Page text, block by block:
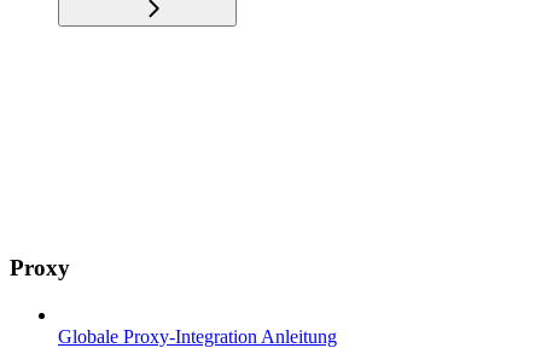
Proxy
Globale Proxy-Integration Anleitung